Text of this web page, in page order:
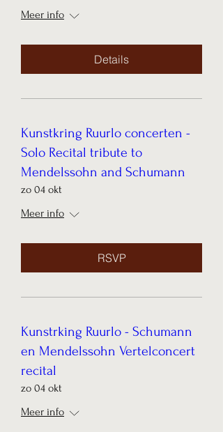
Meer info
Details
Kunstkring Ruurlo concerten -
Solo Recital tribute to
Mendelssohn and Schumann
zo 04 okt
Meer info
RSVP
Kunstrking Ruurlo - Schumann
en Mendelssohn Vertelconcert
recital
zo 04 okt
Meer info